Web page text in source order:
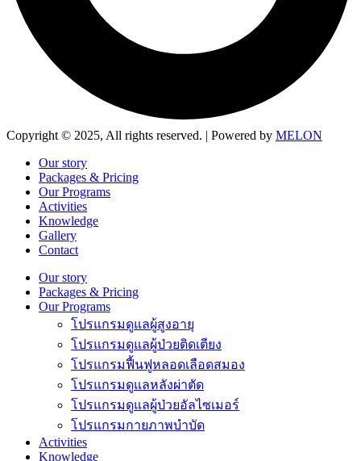
Copyright © 2025, All rights reserved. | Powered by MELON
Our story
Packages & Pricing
Our Programs
Activities
Knowledge
Gallery
Contact
Our story
Packages & Pricing
Our Programs
โปรแกรมดูแลผู้สูงอายุ
โปรแกรมดูแลผู้ป่วยติดเตียง
โปรแกรมฟื้นฟูหลอดเลือดสมอง
โปรแกรมดูแลหลังผ่าตัด
โปรแกรมดูแลผู้ป่วยอัลไซเมอร์
โปรแกรมกายภาพบำบัด
Activities
Knowledge